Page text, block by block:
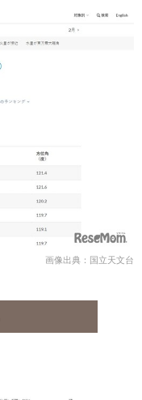
画像出典：国立天文台